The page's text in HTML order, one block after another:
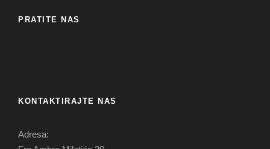
PRATITE NAS
KONTAKTIRAJTE NAS
Adresa: